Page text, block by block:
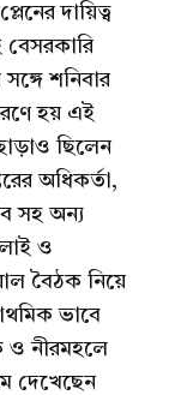
দায়িত্ব
শনিবার
হয় এই
ছিলেন
অধিকর্তা,
সহ অন্য
ও
বৈঠক নিয়ে
ভাবে
ও নীরমহলে
দেখেছেন